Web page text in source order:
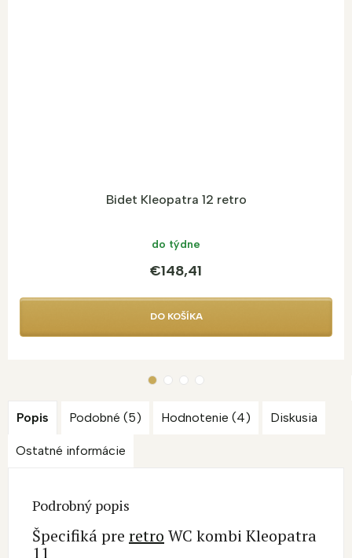
Bidet Kleopatra 12 retro
do týdne
€148,41
DO KOŠÍKA
Popis Podobné (5) Hodnotenie (4) Diskusia
Ostatné informácie
Podrobný popis
Špecifiká pre retro WC kombi Kleopatra
11